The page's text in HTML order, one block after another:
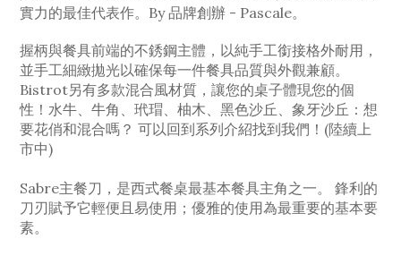
實力的最佳代表作。By 品牌創辦 - Pascale。
握柄與餐具前端的不銹鋼主體，以純手工銜接格外耐用，
並手工細緻拋光以確保每一件餐具品質與外觀兼顧。
Bistrot另有多款混合風材質，讓您的桌子體現您的個
性！水牛、牛角、玳瑁、柚木、黑色沙丘、象牙沙丘：想
要花俏和混合嗎？ 可以回到系列介紹找到我們！(陸續上
市中)
Sabre主餐刀，是西式餐桌最基本餐具主角之一。 鋒利的
刀刃賦予它輕便且易使用；優雅的使用為最重要的基本要
素。